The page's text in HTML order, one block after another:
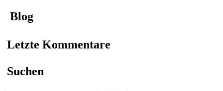
Blog
Letzte Kommentare
Suchen